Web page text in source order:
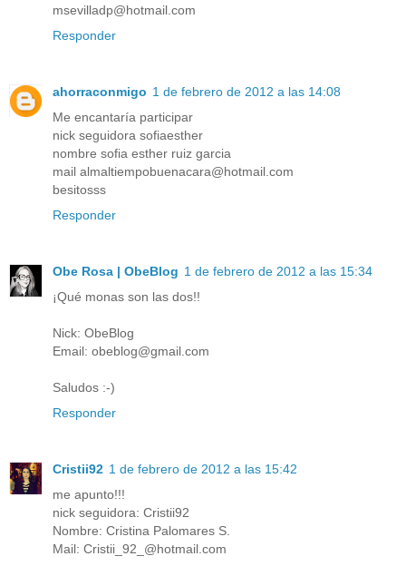
msevilladp@hotmail.com
Responder
ahorraconmigo 1 de febrero de 2012 a las 14:08
Me encantaría participar
nick seguidora sofiaesther
nombre sofia esther ruiz garcia
mail almaltiempobuenacara@hotmail.com
besitosss
Responder
Obe Rosa | ObeBlog 1 de febrero de 2012 a las 15:34
¡Qué monas son las dos!!
Nick: ObeBlog
Email: obeblog@gmail.com
Saludos :-)
Responder
Cristii92 1 de febrero de 2012 a las 15:42
me apunto!!!
nick seguidora: Cristii92
Nombre: Cristina Palomares S.
Mail: Cristii_92_@hotmail.com